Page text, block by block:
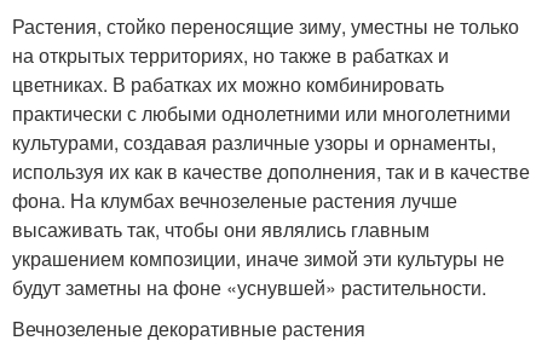
Растения, стойко переносящие зиму, уместны не только
на открытых территориях, но также в рабатках и
цветниках. В рабатках их можно комбинировать
практически с любыми однолетними или многолетними
культурами, создавая различные узоры и орнаменты,
используя их как в качестве дополнения, так и в качестве
фона. На клумбах вечнозеленые растения лучше
высаживать так, чтобы они являлись главным
украшением композиции, иначе зимой эти культуры не
будут заметны на фоне «уснувшей» растительности.
Вечнозеленые декоративные растения